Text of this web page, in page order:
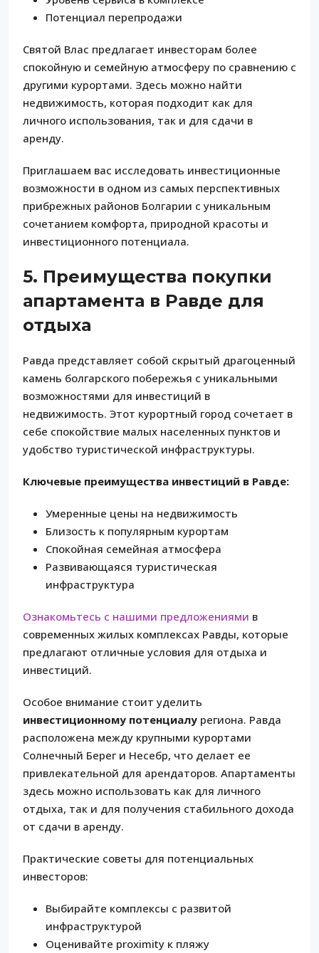
Потенциал перепродажи
Святой Влас предлагает инвесторам более
спокойную и семейную атмосферу по сравнению с
другими курортами. Здесь можно найти
недвижимость, которая подходит как для
личного использования, так и для сдачи в
аренду.
Приглашаем вас исследовать инвестиционные
возможности в одном из самых перспективных
прибрежных районов Болгарии с уникальным
сочетанием комфорта, природной красоты и
инвестиционного потенциала.
5. Преимущества покупки
апартамента в Равде для
отдыха
Равда представляет собой скрытый драгоценный
камень болгарского побережья с уникальными
возможностями для инвестиций в
недвижимость. Этот курортный город сочетает в
себе спокойствие малых населенных пунктов и
удобство туристической инфраструктуры.
Ключевые преимущества инвестиций в Равде:
Умеренные цены на недвижимость
Близость к популярным курортам
Спокойная семейная атмосфера
Развивающаяся туристическая
инфраструктура
Ознакомьтесь с нашими предложениями в
современных жилых комплексах Равды, которые
предлагают отличные условия для отдыха и
инвестиций.
Особое внимание стоит уделить
инвестиционному потенциалу региона. Равда
расположена между крупными курортами
Солнечный Берег и Несебр, что делает ее
привлекательной для арендаторов. Апартаменты
здесь можно использовать как для личного
отдыха, так и для получения стабильного дохода
от сдачи в аренду.
Практические советы для потенциальных
инвесторов:
Выбирайте комплексы с развитой
инфраструктурой
Оценивайте proximity к пляжу